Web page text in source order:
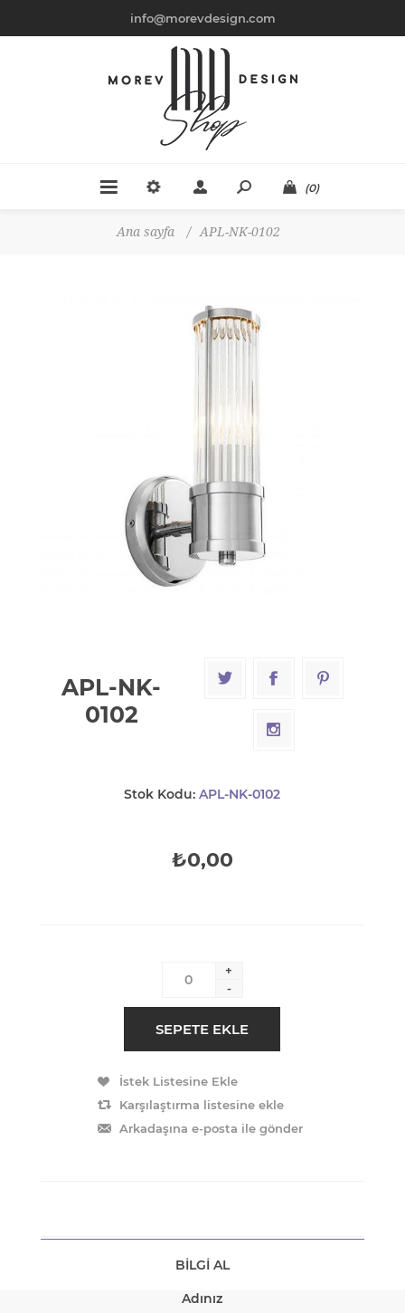
info@morevdesign.com
(0)
Ana sayfa / APL-NK-0102
APL-NK-
0102
Stok Kodu: APL-NK-0102
₺0,00
+
-
BILGI AL
Adınız